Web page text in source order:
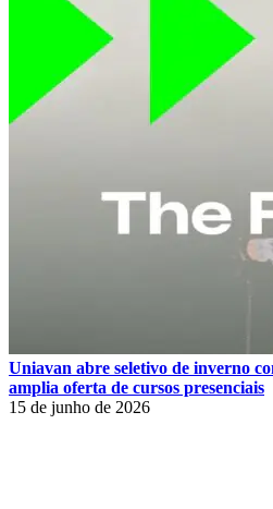
Uniavan abre seletivo de inverno
amplia oferta de cursos presenciais
15 de junho de 2026